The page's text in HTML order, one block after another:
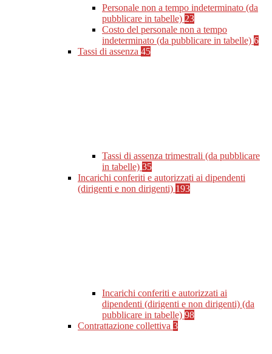
Personale non a tempo indeterminato (da
pubblicare in tabelle) 23
Costo del personale non a tempo
indeterminato (da pubblicare in tabelle) 6
Tassi di assenza 45
Tassi di assenza trimestrali (da pubblicare
in tabelle) 35
Incarichi conferiti e autorizzati ai dipendenti
(dirigenti e non dirigenti) 193
Incarichi conferiti e autorizzati ai
dipendenti (dirigenti e non dirigenti) (da
pubblicare in tabelle) 98
Contrattazione collettiva 3